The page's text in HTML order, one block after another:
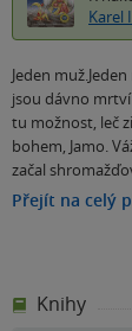
Karel
Jeden
jsou dávno mrtví
tu možnost, leč
bohem, Jamo.
začal
Přejít na celý
Knihy